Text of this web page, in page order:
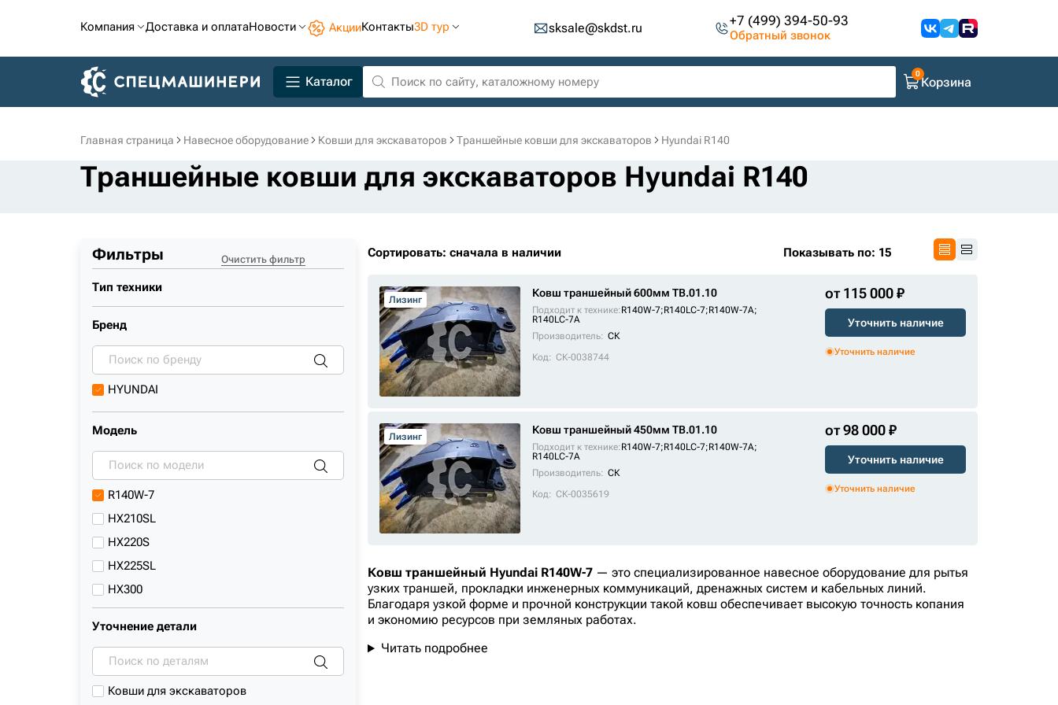
Компания Доставка и оплатаНовости АкцииКонтакты3D тур sksale@skdst.ru +7 (499) 394-50-93
Обратный звонок
Каталог Корзина
Главная страница Навесное оборудование Ковши для экскаваторов Траншейные ковши для экскаваторов Hyundai R140
Траншейные ковши для экскаваторов Hyundai R140
Сортировать: сначала в наличии Показывать по: 15
Лизинг
Ковш траншейный 600мм TB.01.10
Подходит к технике:R140W-7;R140LC-7;R140W-7A;
R140LC-7A
Производитель: СК
Код: СК-0038744
от 115 000 ₽
Уточнить наличие
Уточнить наличие
Лизинг
Ковш траншейный 450мм TB.01.10
Подходит к технике:R140W-7;R140LC-7;R140W-7A;
R140LC-7A
Производитель: СК
Код: СК-0035619
от 98 000 ₽
Уточнить наличие
Уточнить наличие
Ковш траншейный Hyundai R140W-7 — это специализированное навесное оборудование для рытья
узких траншей, прокладки инженерных коммуникаций, дренажных систем и кабельных линий.
Благодаря узкой форме и прочной конструкции такой ковш обеспечивает высокую точность копания
и экономию ресурсов при земляных работах.
Читать подробнее
Фильтры Очистить фильтр
Тип техники
Бренд
HYUNDAI
Модель
R140W-7
HX210SL
HX220S
HX225SL
HX300
HX300SL
R140LC-7
R140LC-7A
R140W-7A
Уточнение детали
Ковши для экскаваторов